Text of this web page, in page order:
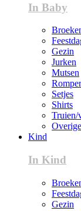
In Baby
Gezin
Jurken
Mutsen
Setjes
Shirts
Truien/
Overige
Kind
In Kind
Gezin